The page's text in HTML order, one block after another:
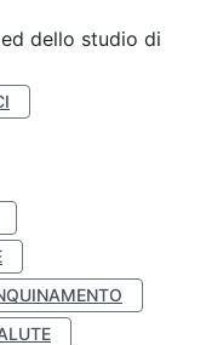
dello studio di